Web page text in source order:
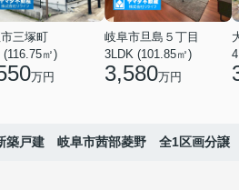
三塚町
(116.75㎡)
万円
岐阜市旦島５丁目
3LDK (101.85㎡)
3,580万円
築戸建 岐阜市茜部菱野 全1区画分譲